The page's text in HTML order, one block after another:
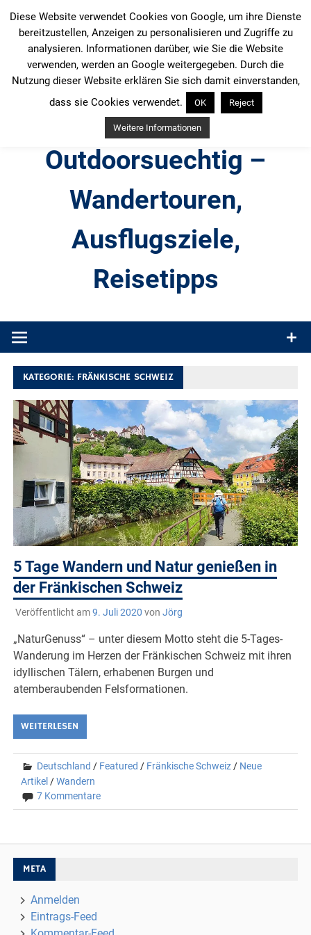
Inhalt
springen
Outdoorsuechtig –
Wandertouren,
Ausflugsziele,
Reisetipps
Produkttests und Buchrezensionen. Ein Blog für alle, die gern
KATEGORIE: FRÄNKISCHE SCHWEIZ
5 Tage Wandern und Natur genießen in
der Fränkischen Schweiz
Veröffentlicht am9. Juli 2020 von Jörg
„NaturGenuss“ – unter diesem Motto steht die 5-Tages-
Wanderung im Herzen der Fränkischen Schweiz mit ihren
idyllischen Tälern, erhabenen Burgen und
atemberaubenden Felsformationen.
WEITERLESEN
Deutschland / Featured / Fränkische Schweiz / Neue
Artikel /Wandern
7 Kommentare
META
Anmelden
Eintrags-Feed
Diese Website verwendet Cookies von Google, um ihre Dienste
bereitzustellen, Anzeigen zu personalisieren und Zugriffe zu
analysieren. Informationen darüber, wie Sie die Website
verwenden, werden an Google weitergegeben. Durch die
Nutzung dieser Website erklären Sie sich damit einverstanden,
dass sie Cookies verwendet.
OK Reject
Weitere Informationen